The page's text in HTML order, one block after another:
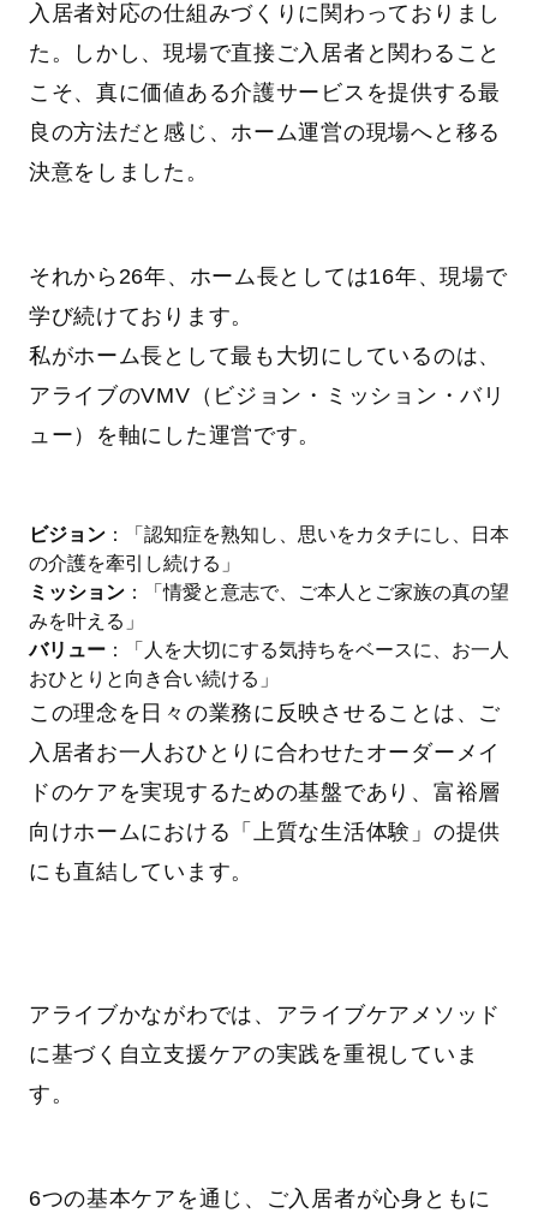
入居者対応の仕組みづくりに関わっておりまし
た。しかし、現場で直接ご入居者と関わること
こそ、真に価値ある介護サービスを提供する最
良の方法だと感じ、ホーム運営の現場へと移る
決意をしました。
それから26年、ホーム長としては16年、現場で
学び続けております。
私がホーム長として最も大切にしているのは、
アライブのVMV（ビジョン・ミッション・バリ
ュー）を軸にした運営です。
ビジョン：「認知症を熟知し、思いをカタチにし、日本
の介護を牽引し続ける」
ミッション：「情愛と意志で、ご本人とご家族の真の望
みを叶える」
バリュー：「人を大切にする気持ちをベースに、お一人
おひとりと向き合い続ける」
この理念を日々の業務に反映させることは、ご
入居者お一人おひとりに合わせたオーダーメイ
ドのケアを実現するための基盤であり、富裕層
向けホームにおける「上質な生活体験」の提供
にも直結しています。
アライブかながわでは、アライブケアメソッド
に基づく自立支援ケアの実践を重視していま
す。
6つの基本ケアを通じ、ご入居者が心身ともに